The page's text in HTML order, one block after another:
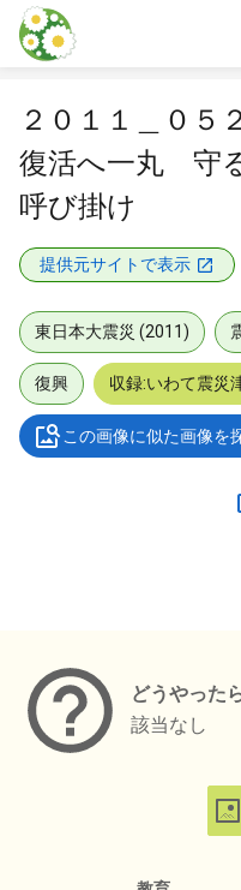
本文に飛ぶ
２０１１＿０５
復活へ一丸 守
呼び掛け
提供元サイトで表示
東日本大震災 (2011)
復興 収録:いわて震災
この画像に似た画像を
どうやった
該当なし